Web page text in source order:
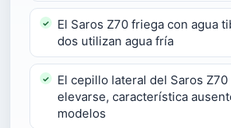
El Saros Z70 friega con agua
dos utilizan agua fría
El cepillo lateral del Saros Z70
elevarse, característica
modelos